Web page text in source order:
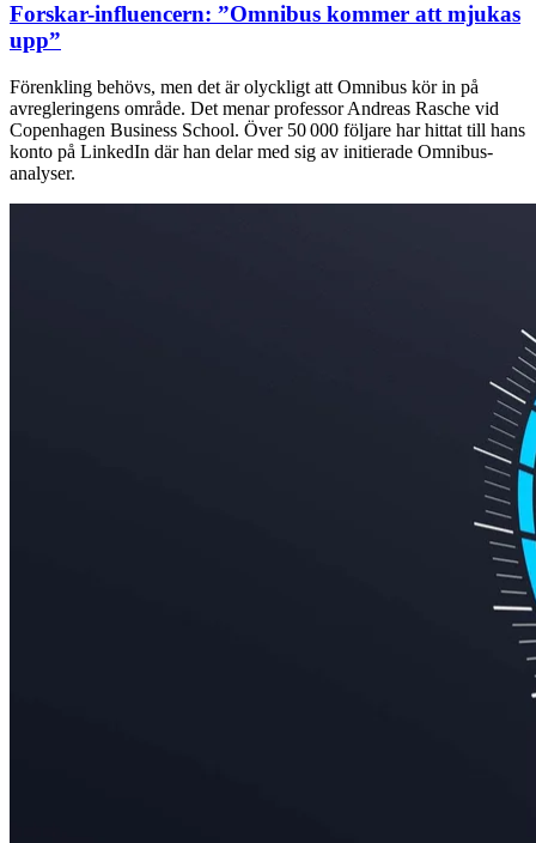
Forskar-influencern: ”Omnibus kommer att mjukas
upp”
Förenkling behövs, men det är olyckligt att Omnibus kör in på
avregleringens område. Det menar professor Andreas Rasche vid
Copenhagen Business School. Över 50 000 följare har hittat till hans
konto på LinkedIn där han delar med sig av initierade Omnibus-
analyser.